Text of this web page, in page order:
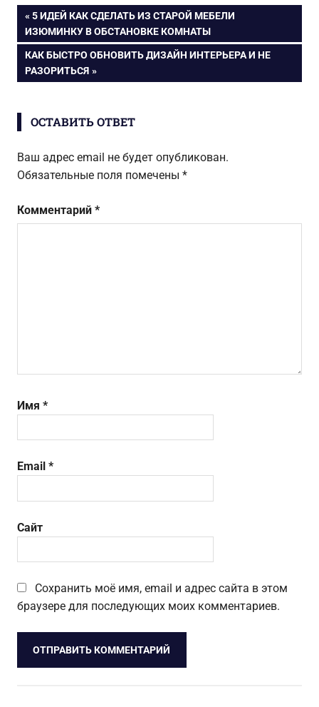
практично и
красиво
современных
материалов
Навигация
по
записям
ПРЕДЫДУЩАЯ
ЗАПИСЬ:
5 ИДЕЙ КАК СДЕЛАТЬ ИЗ СТАРОЙ МЕБЕЛИ
ИЗЮМИНКУ В ОБСТАНОВКЕ КОМНАТЫ
СЛЕДУЮЩАЯ
ЗАПИСЬ:
КАК БЫСТРО ОБНОВИТЬ ДИЗАЙН ИНТЕРЬЕРА И НЕ
РАЗОРИТЬСЯ
ОСТАВИТЬ ОТВЕТ
Ваш адрес email не будет опубликован.
Обязательные поля помечены *
Комментарий *
Имя *
Email *
Сайт
Сохранить моё имя, email и адрес сайта в этом
браузере для последующих моих комментариев.